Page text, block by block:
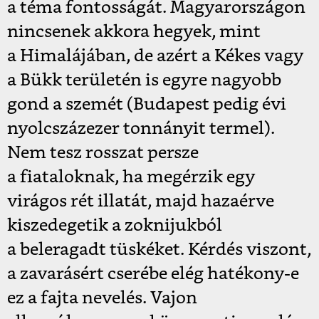
a téma fontosságát. Magyarországon
nincsenek akkora hegyek, mint
a Himalájában, de azért a Kékes vagy
a Bükk területén is egyre nagyobb
gond a szemét (Budapest pedig évi
nyolcszázezer tonnányit termel).
Nem tesz rosszat persze
a fiataloknak, ha megérzik egy
virágos rét illatát, majd hazaérve
kiszedegetik a zoknijukból
a beleragadt tüskéket. Kérdés viszont,
a zavarásért cserébe elég hatékony-e
ez a fajta nevelés. Vajon